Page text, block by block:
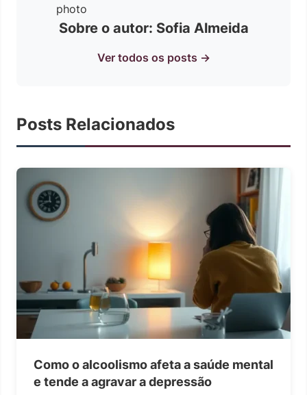
Sobre o autor: Sofia Almeida
Ver todos os posts →
Posts Relacionados
Como o alcoolismo afeta a saúde mental
e tende a agravar a depressão